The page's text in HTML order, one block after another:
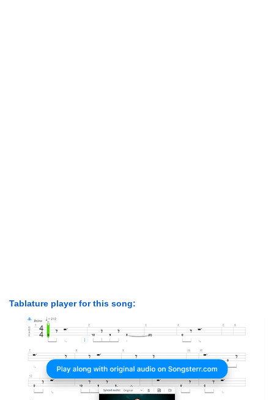
Tablature player for this song: